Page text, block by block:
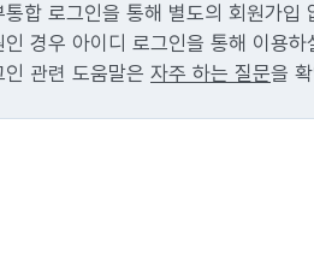
통합 로그인을 통해 별도의 회원가입
인 경우 아이디 로그인을 통해 이용하
인 관련 도움말은 자주 하는 질문을